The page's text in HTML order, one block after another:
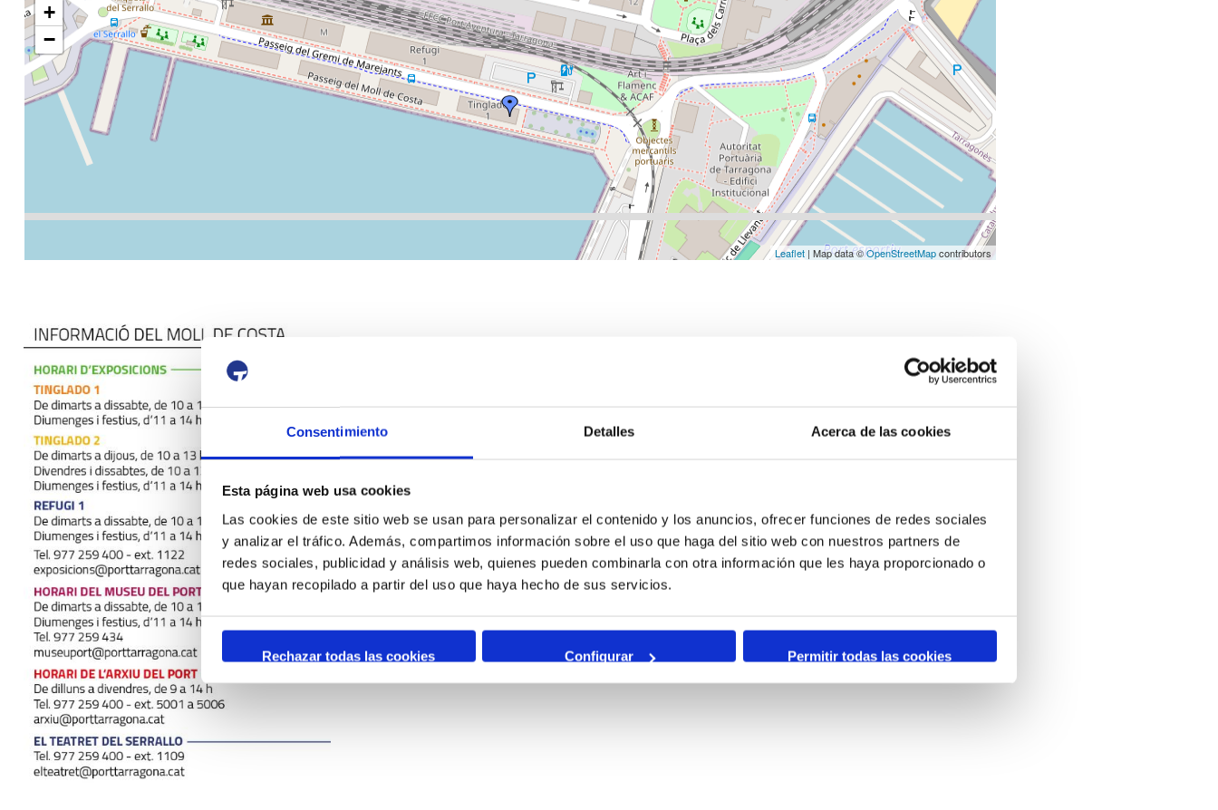
Consentimiento Detalles Acerca de las cookies
Esta página web usa cookies
Las cookies de este sitio web se usan para personalizar el contenido y los anuncios, ofrecer funciones de redes sociales
y analizar el tráfico. Además, compartimos información sobre el uso que haga del sitio web con nuestros partners de
redes sociales, publicidad y análisis web, quienes pueden combinarla con otra información que les haya proporcionado o
que hayan recopilado a partir del uso que haya hecho de sus servicios.
Rechazar todas las cookies Configurar Permitir todas las cookies
+
−
Leaflet| Map data ©OpenStreetMapcontributors